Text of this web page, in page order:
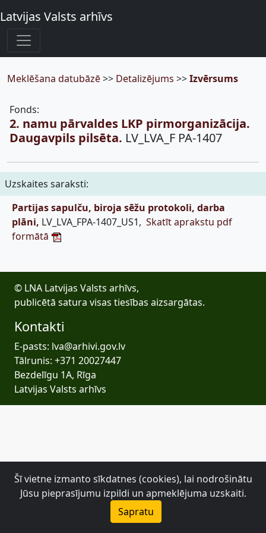
Latvijas Valsts arhīvs
Meklēšana datubāzē>> Detalizējums >>Izvērsums
Fonds:
2. namu pārvaldes LKP pirmorganizācija.
Daugavpils pilsēta. LV_LVA_F PA-1407
Uzskaites saraksti:
Partijas sapulču, biroja sēžu protokoli, darba
plāni, LV_LVA_FPA-1407_US1, Skatīt aprakstu pdf
formātā
© LNA Latvijas Valsts arhīvs,
publicētā satura visas tiesības aizsargātas.
Kontakti
E-pasts: lva@arhivi.gov.lv
Tālrunis: +371 20027447
Bezdelīgu 1A, Rīga
Latvijas Valsts arhīvs
Šī vietne izmanto sīkdatnes (cookies), lai nodrošinātu
Jūsu pieprasījumu izpildi un apmeklējuma uzskaiti.
Sapratu